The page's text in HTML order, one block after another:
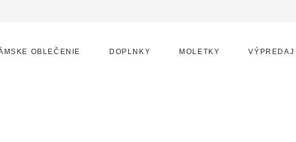
OBLEČENIE DOPLNKY MOLETKY VÝPREDAJ